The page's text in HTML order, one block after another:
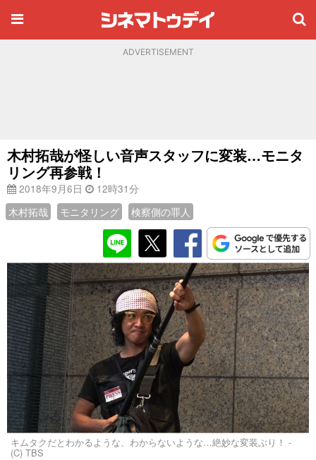
ADVERTISEMENT
木村拓哉が怪しい音声スタッフに変装…モニタ
リング再参戦！
2018年9月6日
12時31分
木村拓哉
モニタリング 検察側の罪人
キムタクだとわかるような、わからないような…絶妙な変装ぶり！ -
(C) TBS